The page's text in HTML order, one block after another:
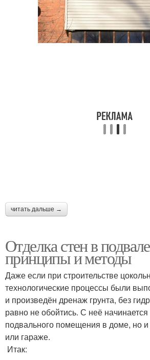
читать дальше →
Отделка стен в
принципы и методы
Даже если при строительстве
технологические процессы были
и произведён дренаж грунта, без
равно не обойтись. С неё начинается
подвального помещения в доме, но
или гараже.
Итак: